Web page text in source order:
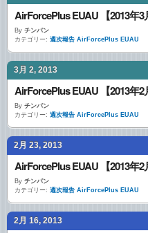
AirForcePlus EUAU 【2013年3
By チンパン
カテゴリー: 週次報告 AirForcePlus EUAU
3月 2, 2013
AirForcePlus EUAU 【2013年2
By チンパン
カテゴリー: 週次報告 AirForcePlus EUAU
2月 23, 2013
AirForcePlus EUAU 【2013年2
By チンパン
カテゴリー: 週次報告 AirForcePlus EUAU
2月 16, 2013